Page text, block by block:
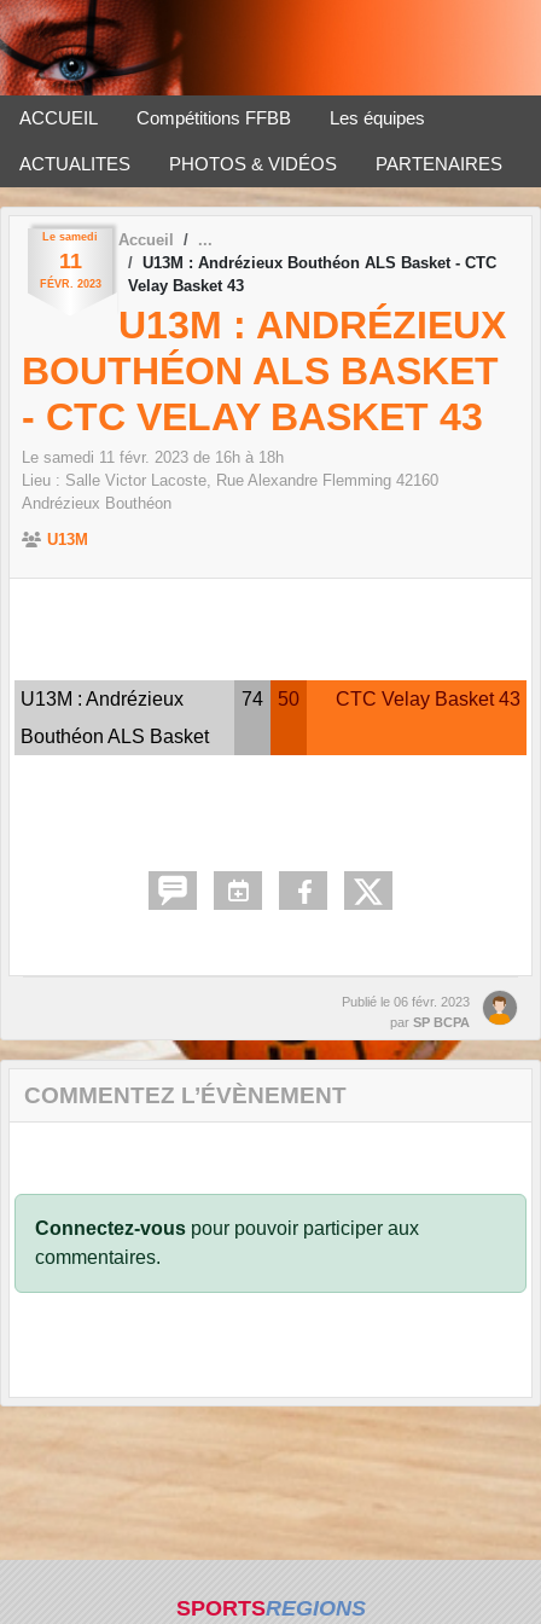
ACCUEIL Compétitions FFBB Les équipes
ACTUALITES PHOTOS & VIDÉOS PARTENAIRES
Le samedi
11
FÉVR. 2023
Accueil
U13M : Andrézieux Bouthéon ALS Basket - CTC
Velay Basket 43
U13M : ANDRÉZIEUX
BOUTHÉON ALS BASKET
- CTC VELAY BASKET 43
Le samedi 11 févr. 2023 de 16h à 18h
Lieu : Salle Victor Lacoste, Rue Alexandre Flemming 42160
Andrézieux Bouthéon
U13M
U13M : Andrézieux
Bouthéon ALS Basket
74 50 CTC Velay Basket 43
Publié le 06 févr. 2023
par SP BCPA
COMMENTEZ L’ÉVÈNEMENT
Connectez-vous pour pouvoir participer aux
commentaires.
SPORTSREGIONS
Panneau de gestion des cookies